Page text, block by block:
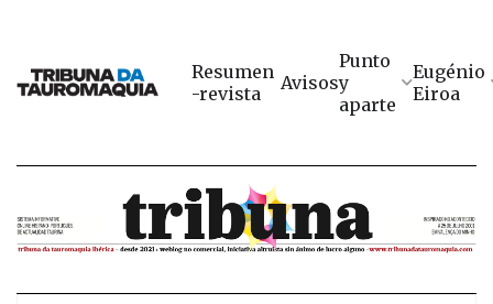
Resumen
-revista
Avisos
Punto
y
aparte
Eugénio
Eiroa